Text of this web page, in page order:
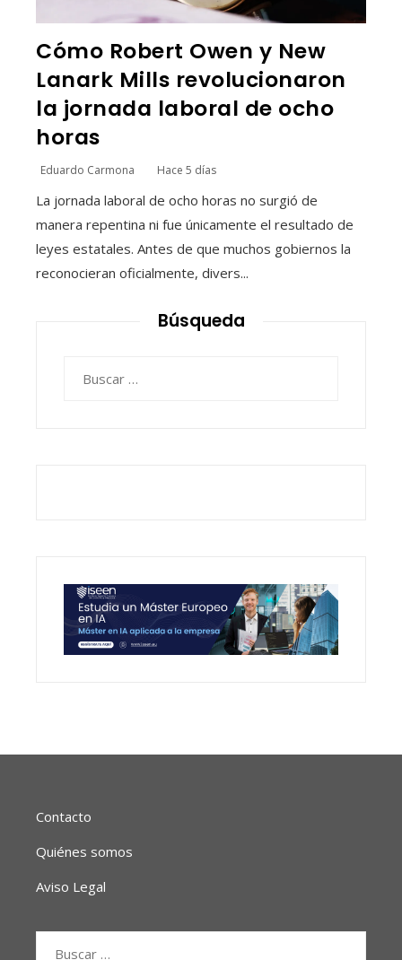
Cómo Robert Owen y New
Lanark Mills revolucionaron
la jornada laboral de ocho
horas
Eduardo Carmona Hace 5 días
La jornada laboral de ocho horas no surgió de
manera repentina ni fue únicamente el resultado de
leyes estatales. Antes de que muchos gobiernos la
reconocieran oficialmente, divers...
Búsqueda
Contacto
Quiénes somos
Aviso Legal